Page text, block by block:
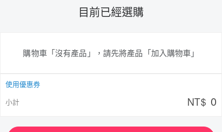
目前已經選購
購物車「沒有產品」，請先將產品「加入購物車」
使用優惠券
小計
NT$ 0